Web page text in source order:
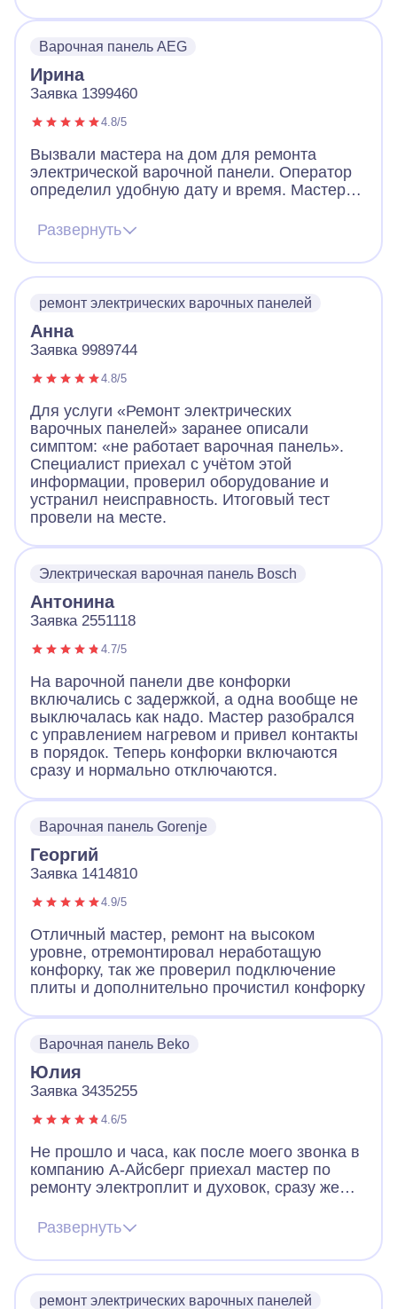
Варочная панель AEG
Ирина
Заявка 1399460
4.8/5
Вызвали мастера на дом для ремонта
электрической варочной панели. Оператор
определил удобную дату и время. Мастер
предупредил звонком, что скоро будет на
месте. По приходу надел сменную обувь,
что очень обрадовало! Посмотрел панель,
объяснил в чем дело. За короткое время
устранил неполадки, заменив детали.
Работа понравилась!
Развернуть
ремонт электрических варочных панелей
Анна
Заявка 9989744
4.8/5
Для услуги «Ремонт электрических
варочных панелей» заранее описали
симптом: «не работает варочная панель».
Специалист приехал с учётом этой
информации, проверил оборудование и
устранил неисправность. Итоговый тест
провели на месте.
Электрическая варочная панель Bosch
Антонина
Заявка 2551118
4.7/5
На варочной панели две конфорки
включались с задержкой, а одна вообще не
выключалась как надо. Мастер разобрался
с управлением нагревом и привел контакты
в порядок. Теперь конфорки включаются
сразу и нормально отключаются.
Варочная панель Gorenje
Георгий
Заявка 1414810
4.9/5
Отличный мастер, ремонт на высоком
уровне, отремонтировал неработащую
конфорку, так же проверил подключение
плиты и дополнительно прочистил конфорку
Варочная панель Beko
Юлия
Заявка 3435255
4.6/5
Не прошло и часа, как после моего звонка в
компанию А-Айсберг приехал мастер по
ремонту электроплит и духовок, сразу же
панели и на месте устранил ее. В дни
карантина, когда почти никто вокруг не
работает - это просто чудо! Будем
самоизолироваться с вкусной выпечкой.
Большое спасибо!
Развернуть
ремонт электрических варочных панелей